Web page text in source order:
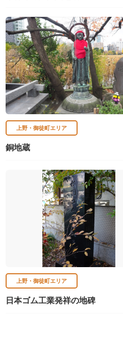
上野・御徒町エリア
銅地蔵
上野・御徒町エリア
日本ゴム工業発祥の地碑